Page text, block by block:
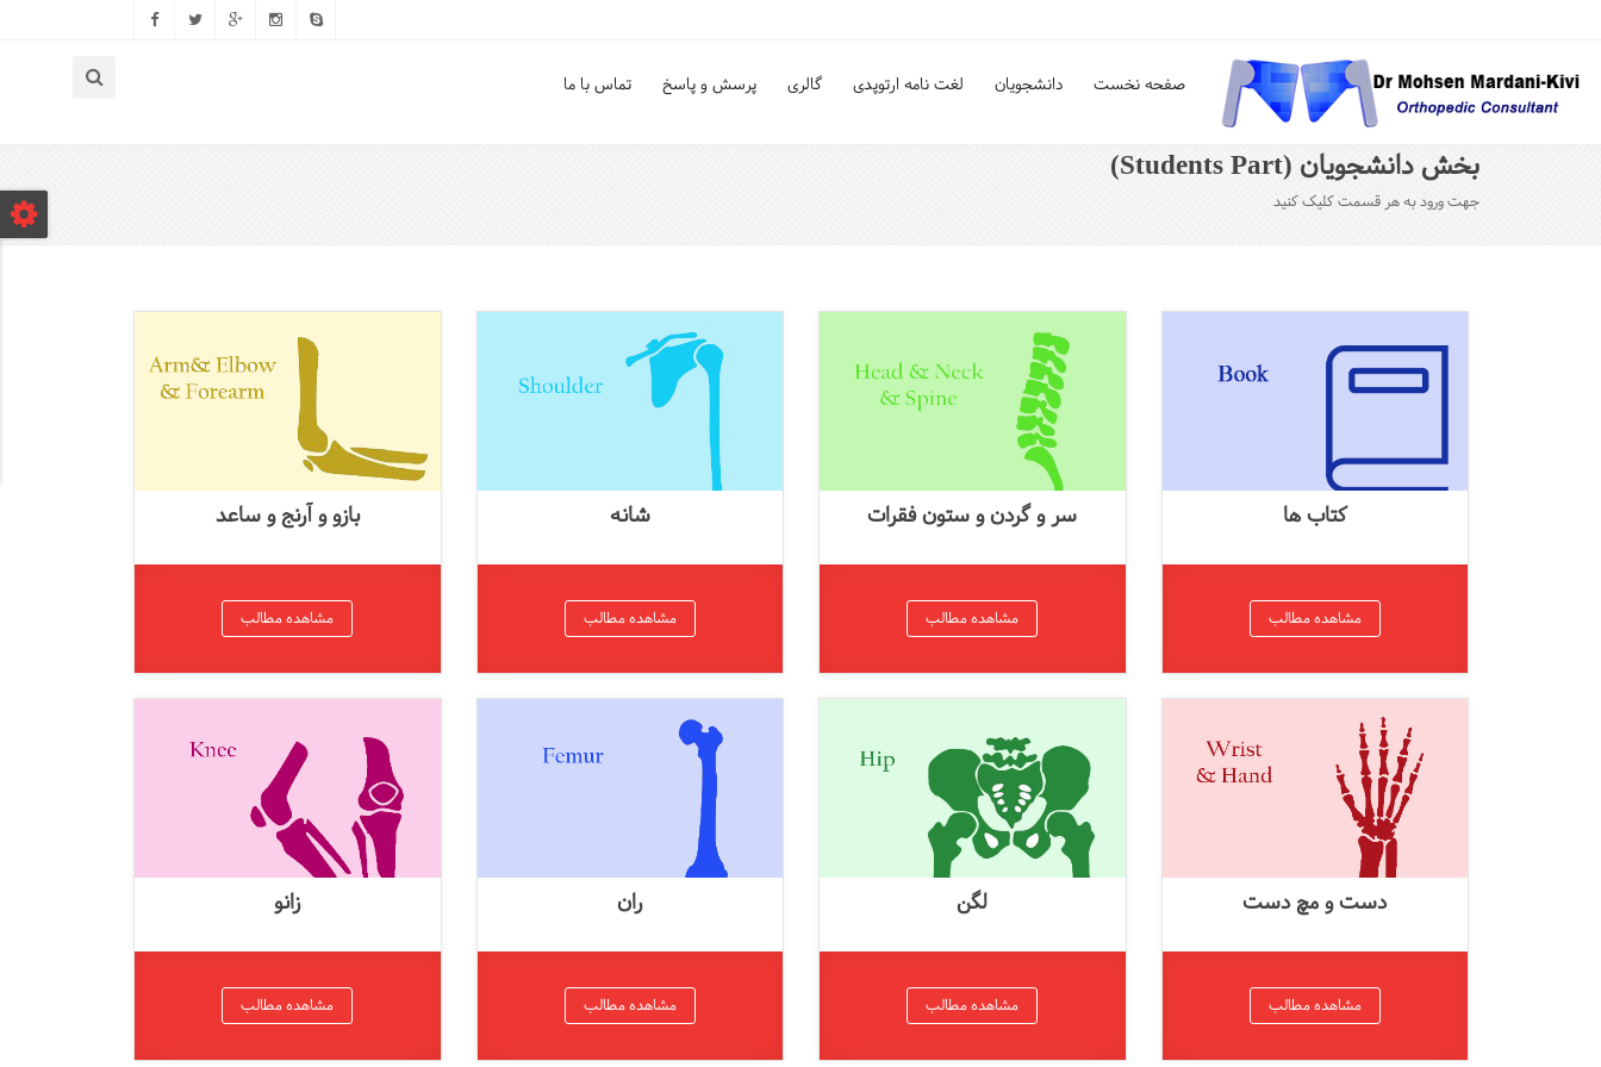
صفحه نخست دانشجویان لغت نامه ارتوپدی گالری پرسش و پاسخ تماس با ما
بخش دانشجویان (Students Part)
جهت ورود به هر قسمت کلیک کنید
کتاب ها
مشاهده مطالب
سر و گردن و ستون فقرات
مشاهده مطالب
شانه
مشاهده مطالب
بازو و آرنج و ساعد
مشاهده مطالب
دست و مچ دست
مشاهده مطالب
لگن
مشاهده مطالب
ران
مشاهده مطالب
زانو
مشاهده مطالب